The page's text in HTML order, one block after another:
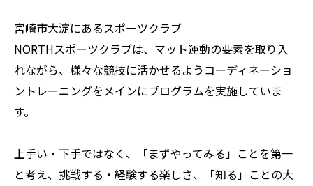
宮崎市大淀にあるスポーツクラブ
NORTHスポーツクラブは、マット運動の要素を取り入
れながら、様々な競技に活かせるようコーディネーショ
ントレーニングをメインにプログラムを実施していま
す。
上手い・下手ではなく、「まずやってみる」ことを第一
と考え、挑戦する・経験する楽しさ、「知る」ことの大